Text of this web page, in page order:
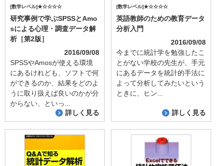
[数学レベル]★☆☆☆☆
研究事例で学ぶSPSSとAmo
sによる心理・調査データ解
析［第2版］
2016/09/08
SPSSやAmosが使える環境
にあるけれども、ソフトで何
ができるのか、結果をどのよ
うに取り扱えば良いのかが分
からない、といっ...
詳しく見る
[数学レベル]★☆☆☆☆
英語教師のための教育データ
分析入門
2016/09/08
今までに統計学を勉強したこ
とがない学校の先生が、手元
にあるデータを統計的手法に
よって分析してみたいという
ときに、ヒン...
詳しく見る